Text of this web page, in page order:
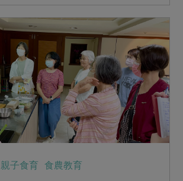
親子食育 食農教育